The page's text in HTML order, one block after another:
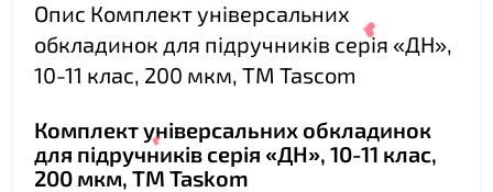
Опис Комплект універсальних
обкладинок для підручників серія «ДН»,
10-11 клас, 200 мкм, ТМ Tascom
Комплект універсальних обкладинок
для підручників серія «ДН», 10-11 клас,
200 мкм, ТМ Taskom